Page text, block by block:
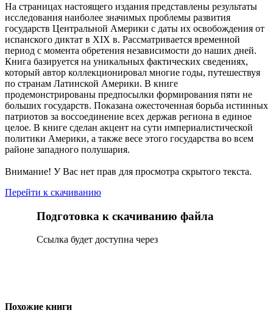
На страницах настоящего издания представлены результаты
исследования наиболее значимых проблемы развития
государств Центральной Америки с даты их освобождения от
испанского диктат в XIX в. Рассматривается временной
период с момента обретения независимости до наших дней.
Книга базируется на уникальных фактических сведениях,
который автор коллекционировал многие годы, путешествуя
по странам Латинской Америки. В книге
продемонстрированы предпосылки формирования пяти не
больших государств. Показана ожесточенная борьба истинных
патриотов за воссоединение всех держав региона в единое
целое. В книге сделан акцент на сути империалистической
политики Америки, а также весе этого государства во всем
районе западного полушария.
Внимание! У Вас нет прав для просмотра скрытого текста.
Перейти к скачиванию
Подготовка к скачиванию файла
Сcылка будет доступна через
Похожие книги